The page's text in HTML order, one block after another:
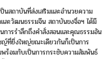
สถาบันที่ส่งเสริมและอำนวยความ
ละวัฒนธรรมจีน สถาบันขงจื่อฯ ได้มี
การรำลึกถึงคำสั่งสอนและคุณธรรมอัน
ญ์ที่ยิ่งใหญ่ขณะเดียวกันก็เป็นการ
ร้อมกับเป็นการกระชับความสัมพันธ์